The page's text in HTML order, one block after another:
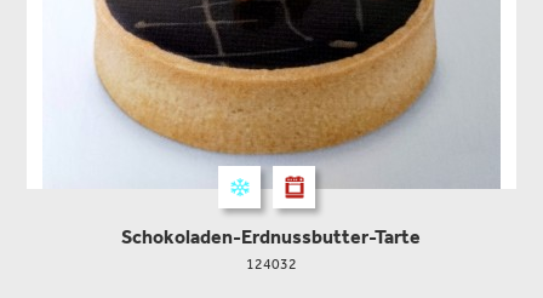
Schokoladen-Erdnussbutter-Tarte
124032